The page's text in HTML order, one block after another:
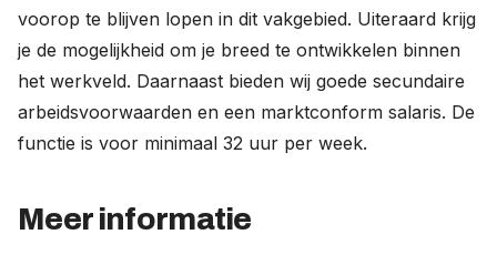
voorop te blijven lopen in dit vakgebied. Uiteraard krijg
je de mogelijkheid om je breed te ontwikkelen binnen
het werkveld. Daarnaast bieden wij goede secundaire
arbeidsvoorwaarden en een marktconform salaris. De
functie is voor minimaal 32 uur per week.
Meer informatie